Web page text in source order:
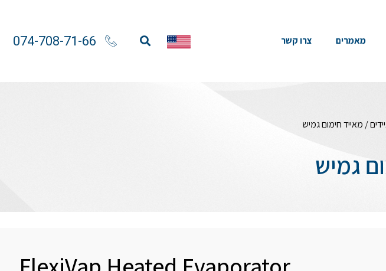
מאמרים צרו קשר 074-708-71-66
/ מאייד חימום גמיש
גמיש